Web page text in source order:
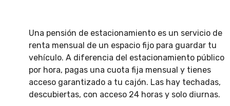
Una pensión de estacionamiento es un servicio de
renta mensual de un espacio fijo para guardar tu
vehículo. A diferencia del estacionamiento público
por hora, pagas una cuota fija mensual y tienes
acceso garantizado a tu cajón. Las hay techadas,
descubiertas, con acceso 24 horas y solo diurnas.